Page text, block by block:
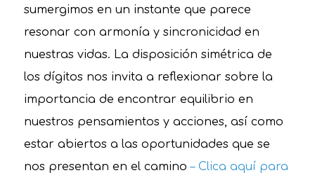
sumergimos en un instante que parece
resonar con armonía y sincronicidad en
nuestras vidas. La disposición simétrica de
los dígitos nos invita a reflexionar sobre la
importancia de encontrar equilibrio en
nuestros pensamientos y acciones, así como
estar abiertos a las oportunidades que se
nos presentan en el camino– Clica aquí para